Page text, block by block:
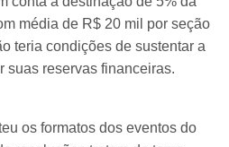
média de R$ 20 mil por seção
teria condições de sustentar a
suas reservas financeiras.
os formatos dos eventos do